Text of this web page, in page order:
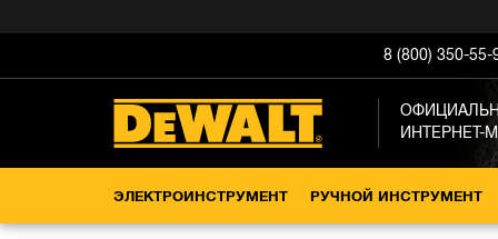
8 (800) 350-55-
ИНТЕРНЕТ-
ЭЛЕКТРОИНСТРУМЕНТ РУЧНОЙ ИНСТРУМЕНТ